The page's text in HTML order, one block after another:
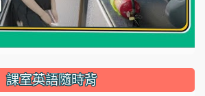
播
放
正放
課室英語隨時背